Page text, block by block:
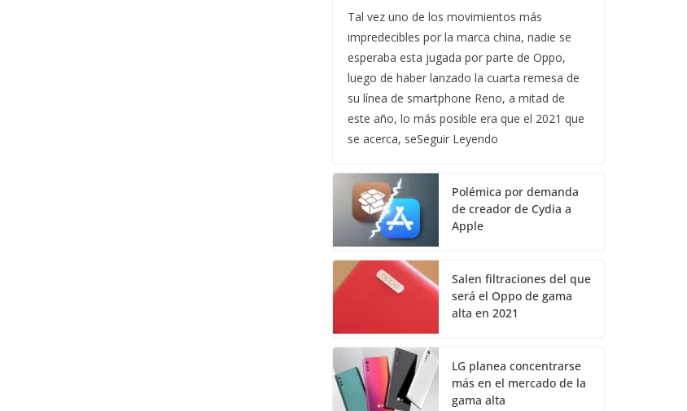
Tal vez uno de los movimientos más
impredecibles por la marca china, nadie se
esperaba esta jugada por parte de Oppo,
luego de haber lanzado la cuarta remesa de
su línea de smartphone Reno, a mitad de
este año, lo más posible era que el 2021 que
se acerca, seSeguir Leyendo
Polémica por demanda
de creador de Cydia a
Apple
Salen filtraciones del que
será el Oppo de gama
alta en 2021
LG planea concentrarse
más en el mercado de la
gama alta